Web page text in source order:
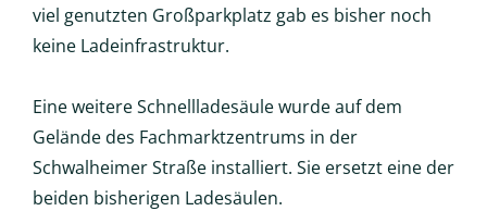
viel genutzten Großparkplatz gab es bisher noch
keine Ladeinfrastruktur.
Eine weitere Schnellladesäule wurde auf dem
Gelände des Fachmarktzentrums in der
Schwalheimer Straße installiert. Sie ersetzt eine der
beiden bisherigen Ladesäulen.